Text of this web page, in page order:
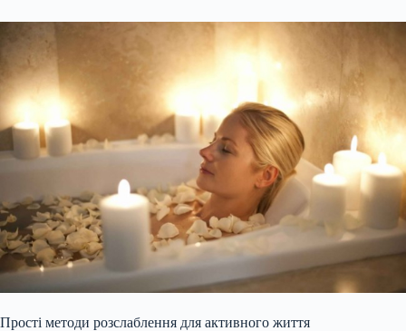
Прості методи розслаблення для активного життя